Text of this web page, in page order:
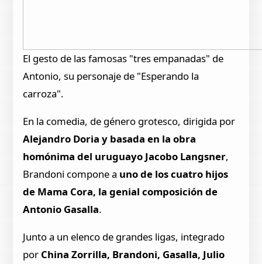
El gesto de las famosas "tres empanadas" de
Antonio, su personaje de "Esperando la
carroza".
En la comedia, de género grotesco, dirigida por
Alejandro Doria y basada en la obra
homónima del uruguayo Jacobo Langsner,
Brandoni compone a uno de los cuatro hijos
de Mama Cora, la genial composición de
Antonio Gasalla.
Junto a un elenco de grandes ligas, integrado
por China Zorrilla, Brandoni, Gasalla, Julio